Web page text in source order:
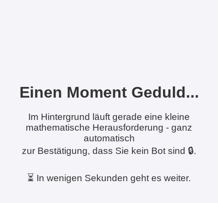
Einen Moment Geduld...
Im Hintergrund läuft gerade eine kleine
mathematische Herausforderung - ganz
automatisch
zur Bestätigung, dass Sie kein Bot sind 🔒.
⏳ In wenigen Sekunden geht es weiter.